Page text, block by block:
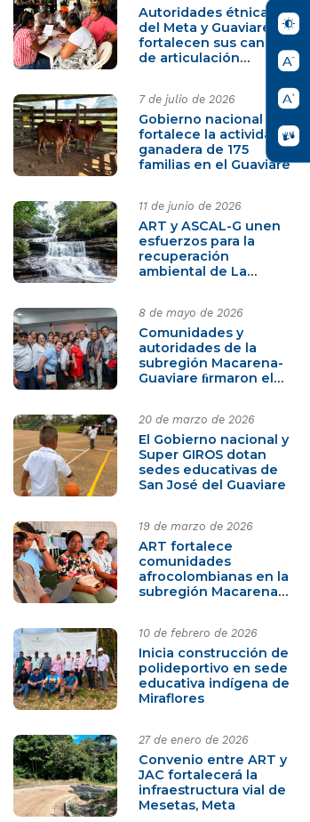
Autoridades étnicas
del Meta y Guaviare
fortalecen sus canales
de articulación
7 de julio de 2026
Gobierno nacional
fortalece la actividad
ganadera de 175
familias en el Guaviare
11 de junio de 2026
ART y ASCAL-G unen
esfuerzos para la
recuperación
ambiental de La
8 de mayo de 2026
Comunidades y
autoridades de la
subregión Macarena-
Guaviare ﬁrmaron el
20 de marzo de 2026
El Gobierno nacional y
Super GIROS dotan
sedes educativas de
San José del Guaviare
19 de marzo de 2026
ART fortalece
comunidades
afrocolombianas en la
subregión Macarena-
10 de febrero de 2026
Inicia construcción de
polideportivo en sede
educativa indígena de
Miraflores
27 de enero de 2026
Convenio entre ART y
JAC fortalecerá la
infraestructura vial de
Mesetas, Meta